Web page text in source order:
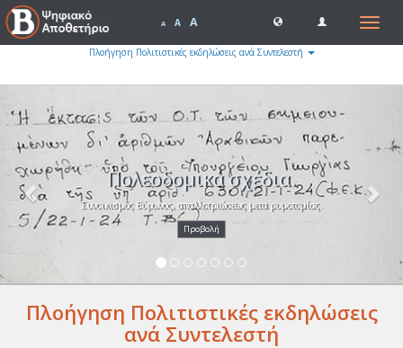
Toggle
A A A
Πλοήγηση Πολιτιστικές εκδηλώσεις ανά Συντελεστή
Πολεοδομικά σχέδια.
Συνοικισμός Βύρωνος, απαλλοτριώσεως μετα ρυμοτομίας.
Προβολή
Πλοήγηση Πολιτιστικές εκδηλώσεις
ανά Συντελεστή